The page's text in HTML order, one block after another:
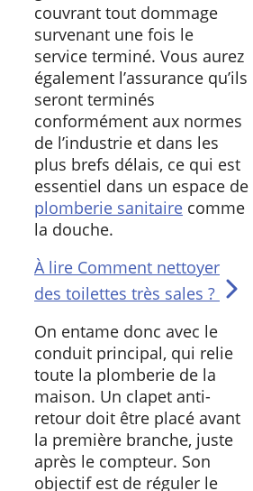
couvrant tout dommage
survenant une fois le
service terminé. Vous aurez
également l’assurance qu’ils
seront terminés
conformément aux normes
de l’industrie et dans les
plus brefs délais, ce qui est
essentiel dans un espace de
plomberie sanitaire comme
la douche.
À lire Comment nettoyer
des toilettes très sales ?
On entame donc avec le
conduit principal, qui relie
toute la plomberie de la
maison. Un clapet anti-
retour doit être placé avant
la première branche, juste
après le compteur. Son
objectif est de réguler le